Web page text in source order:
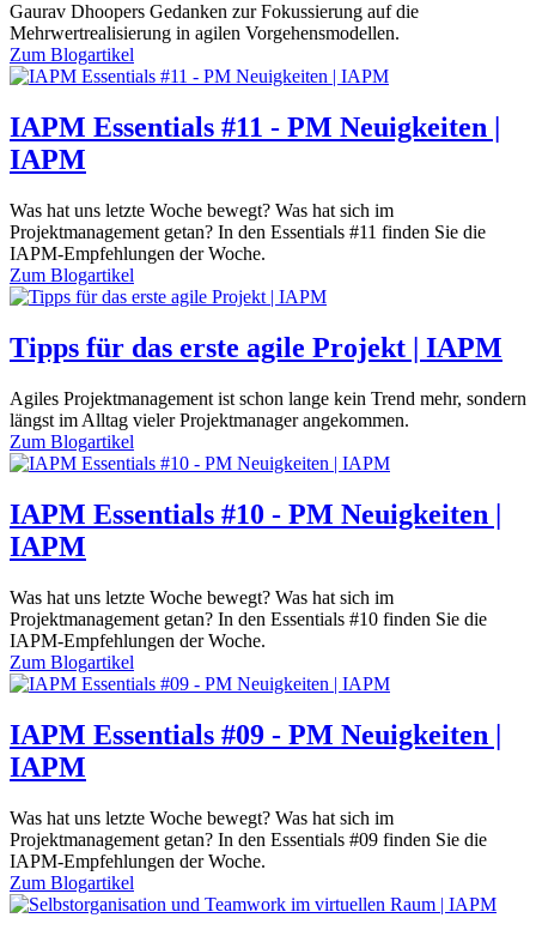
Gaurav Dhoopers Gedanken zur Fokussierung auf die
Mehrwertrealisierung in agilen Vorgehensmodellen.
Zum Blogartikel
IAPM Essentials #11 - PM Neuigkeiten |
IAPM
Was hat uns letzte Woche bewegt? Was hat sich im
Projektmanagement getan? In den Essentials #11 finden Sie die
IAPM-Empfehlungen der Woche.
Zum Blogartikel
Tipps für das erste agile Projekt | IAPM
Agiles Projektmanagement ist schon lange kein Trend mehr, sondern
längst im Alltag vieler Projektmanager angekommen.
Zum Blogartikel
IAPM Essentials #10 - PM Neuigkeiten |
IAPM
Was hat uns letzte Woche bewegt? Was hat sich im
Projektmanagement getan? In den Essentials #10 finden Sie die
IAPM-Empfehlungen der Woche.
Zum Blogartikel
IAPM Essentials #09 - PM Neuigkeiten |
IAPM
Was hat uns letzte Woche bewegt? Was hat sich im
Projektmanagement getan? In den Essentials #09 finden Sie die
IAPM-Empfehlungen der Woche.
Zum Blogartikel